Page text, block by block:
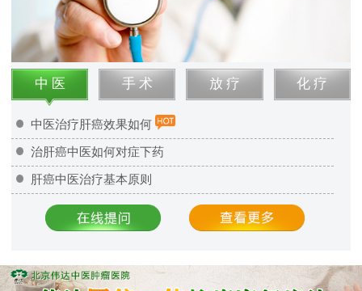
中 医 手 术 放 疗 化 疗
中医治疗肝癌效果如何
治肝癌中医如何对症下药
肝癌中医治疗基本原则